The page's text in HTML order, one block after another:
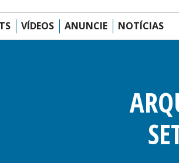
VÍDEOS ANUNCIE NOTÍCIAS